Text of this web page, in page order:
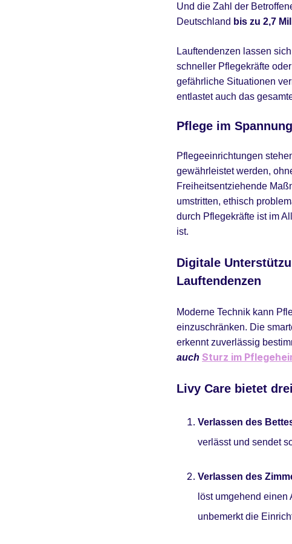
Und die Zahl der
Deutschland bis zu 2,7
Lauftendenzen lassen
schneller Pflegekräfte
gefährliche Situationen
entlastet auch das
Pflege im
Pflegeeinrichtungen
gewährleistet werden,
Freiheitsentziehende
umstritten, ethisch
durch Pflegekräfte ist im
ist.
Digitale
Lauftendenzen
Moderne Technik kann
einzuschränken. Die
erkennt zuverlässig
auch Sturz im
Livy Care bietet
Verlassen des
verlässt und sendet
Verlassen des
löst umgehend
unbemerkt die